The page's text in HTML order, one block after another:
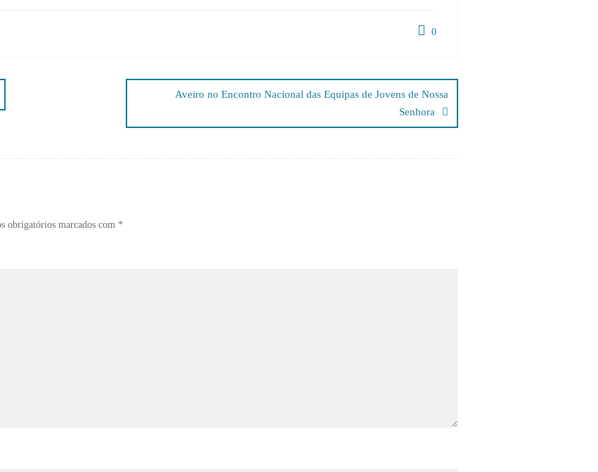
0
Aveiro no Encontro Nacional das Equipas de Jovens de Nossa
Senhora
obrigatórios marcados com *